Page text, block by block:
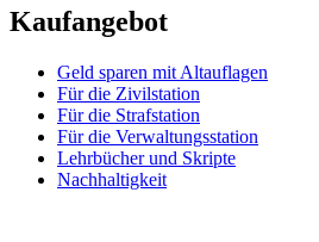
Kaufangebot
Geld sparen mit Altauflagen
Für die Zivilstation
Für die Strafstation
Für die Verwaltungsstation
Lehrbücher und Skripte
Nachhaltigkeit